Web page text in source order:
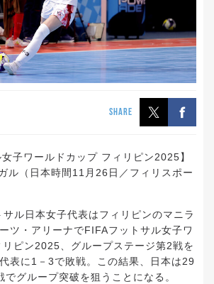
SHARE
女子ワールドカップ フィリピン2025】
ル（日本時間11月26日／フィリスポー
ル日本女子代表はフィリピンのマニラ
ツ・アリーナでFIFAフットサル女子ワ
ピン2025、グループステージ第2戦を
表に1－3で敗戦。この結果、日本は29
でグループ突破を狙うことになる。